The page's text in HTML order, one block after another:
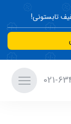
021-